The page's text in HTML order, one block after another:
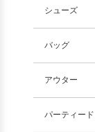
シューズ
バッグ
アウター
パーティー